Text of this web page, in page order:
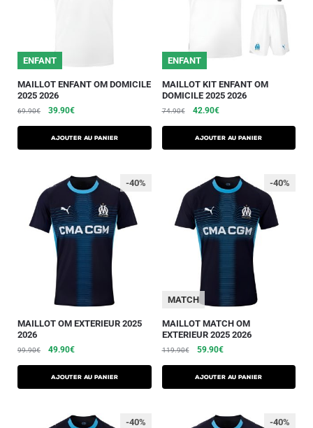
ENFANT
MAILLOT ENFANT OM DOMICILE
2025 2026
69.90€ 39.90€
AJOUTER AU PANIER
ENFANT
MAILLOT KIT ENFANT OM
DOMICILE 2025 2026
74.90€ 42.90€
AJOUTER AU PANIER
-40%
MAILLOT OM EXTERIEUR 2025
2026
99.90€ 49.90€
AJOUTER AU PANIER
-40%
MATCH
MAILLOT MATCH OM
EXTERIEUR 2025 2026
119.90€ 59.90€
AJOUTER AU PANIER
-40% -40%